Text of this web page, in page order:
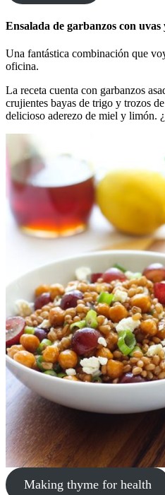
Ensalada de garbanzos con uvas
Una fantástica combinación que
oficina.
La receta cuenta con garbanzos
crujientes bayas de trigo y trozos
delicioso aderezo de miel y limón.
Making thyme for health